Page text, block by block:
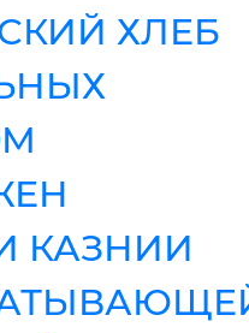
ХЛЕБ
КАЗНИИ